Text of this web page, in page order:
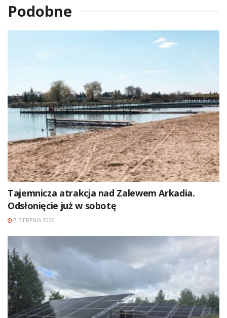
Podobne
Tajemnicza atrakcja nad Zalewem Arkadia.
Odsłonięcie już w sobotę
7 SIERPNIA 2026